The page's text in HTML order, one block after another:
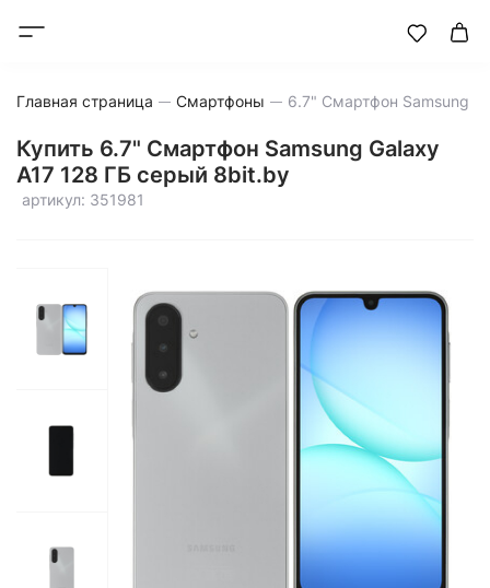
Главная страница Смартфоны
Купить 6.7" Смартфон Samsung Galaxy
A17 128 ГБ серый 8bit.by
артикул: 351981